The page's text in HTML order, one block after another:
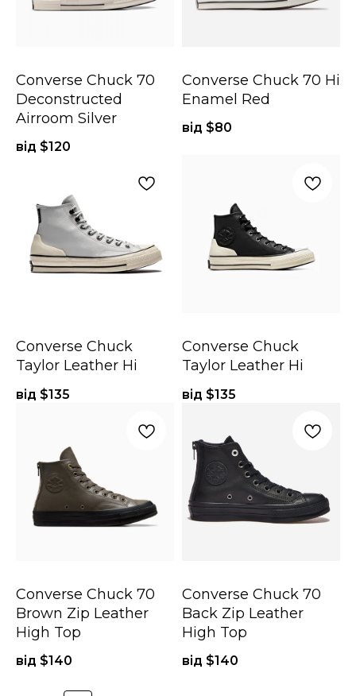
Converse Chuck 70
Deconstructed
Airroom Silver
від $120
Converse Chuck 70 Hi
Enamel Red
від $80
Converse Chuck
Taylor Leather Hi
від $135
Converse Chuck
Taylor Leather Hi
від $135
Converse Chuck 70
Brown Zip Leather
High Top
від $140
Converse Chuck 70
Back Zip Leather
High Top
від $140